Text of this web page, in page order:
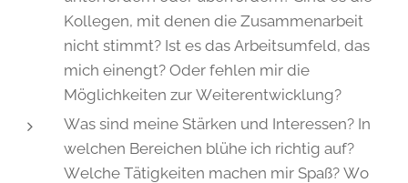
Kollegen, mit denen die Zusammenarbeit
nicht stimmt? Ist es das Arbeitsumfeld, das
mich einengt? Oder fehlen mir die
Möglichkeiten zur Weiterentwicklung?
Was sind meine Stärken und Interessen? In
welchen Bereichen blühe ich richtig auf?
Welche Tätigkeiten machen mir Spaß? Wo